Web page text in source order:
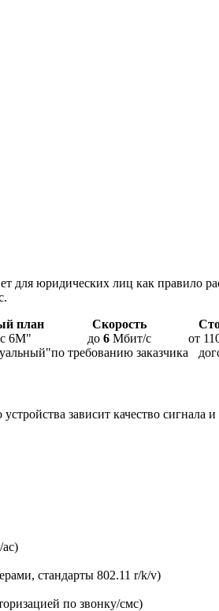
юридических лиц как правило
план
Скорость
6М"
до 6 Мбит/с от
по требованию заказчика
зависит качество
стандарты 802.11 r/k/v)
по звонку/смс)